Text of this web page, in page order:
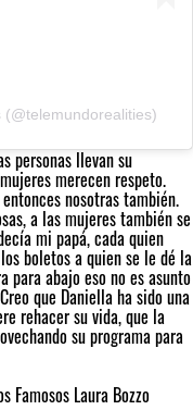
personas llevan su
merecen respeto.
nosotras también.
a las mujeres también se
mi papá, cada quien
boletos a quien se le dé la
para abajo eso no es asunto
que Daniella ha sido una
rehacer su vida, que la
su programa para
Famosos Laura Bozzo